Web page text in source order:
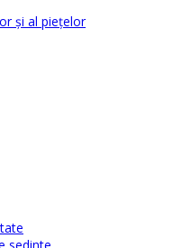
şi al pieţelor